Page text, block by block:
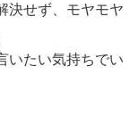
決せず、モヤモヤ
いたい気持ちでい